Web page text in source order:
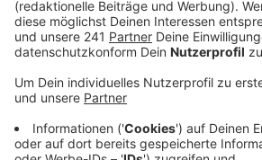
Anzeige
Der steht auf dem sechsten Platz
Druck und braucht Punkte, um an
Plätzen dranzubleiben. Bayer 04
der Rückrunde in die Jagd auf